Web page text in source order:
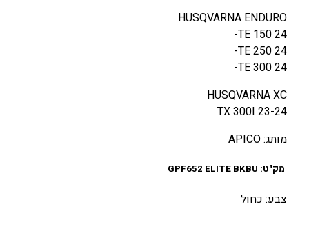
HUSQVARNA ENDURO
TE 150 24-
TE 250 24-
TE 300 24-
HUSQVARNA XC
TX 300I 23-24
מותג: APICO
מק"ט: GPF652 ELITE BKBU
צבע: כחול